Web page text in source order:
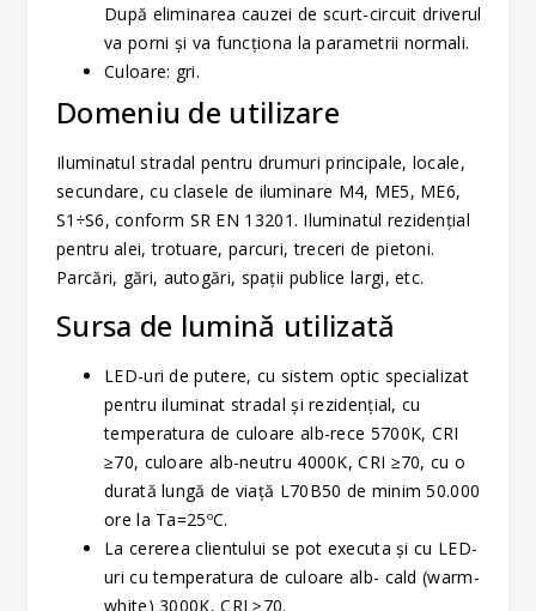
După eliminarea cauzei de scurt-circuit driverul
va porni și va funcționa la parametrii normali.
Culoare: gri.
Domeniu de utilizare
Iluminatul stradal pentru drumuri principale, locale,
secundare, cu clasele de iluminare M4, ME5, ME6,
S1÷S6, conform SR EN 13201. Iluminatul rezidenţial
pentru alei, trotuare, parcuri, treceri de pietoni.
Parcări, gări, autogări, spaţii publice largi, etc.
Sursa de lumină utilizată
LED-uri de putere, cu sistem optic specializat
pentru iluminat stradal şi rezidenţial, cu
temperatura de culoare alb-rece 5700K, CRI
≥70, culoare alb-neutru 4000K, CRI ≥70, cu o
durată lungă de viaţă L70B50 de minim 50.000
ore la Ta=25ºC.
La cererea clientului se pot executa şi cu LED-
uri cu temperatura de culoare alb- cald (warm-
white) 3000K, CRI ≥70.